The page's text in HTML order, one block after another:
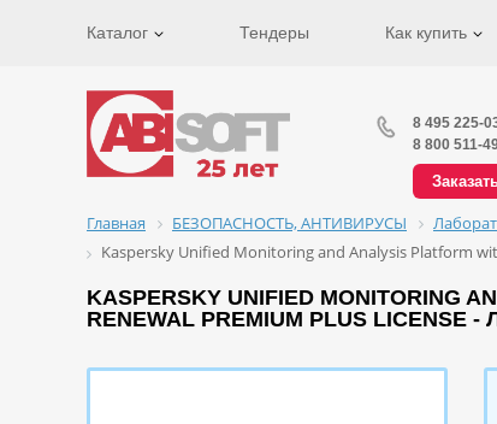
Каталог Тендеры Как купить
8 495 225-
8 800 511-
Главная БЕЗОПАСНОСТЬ, АНТИВИРУСЫ
Kaspersky Unified Monitoring and Analysis Platform
KASPERSKY UNIFIED MONITORING
RENEWAL PREMIUM PLUS LICENSE